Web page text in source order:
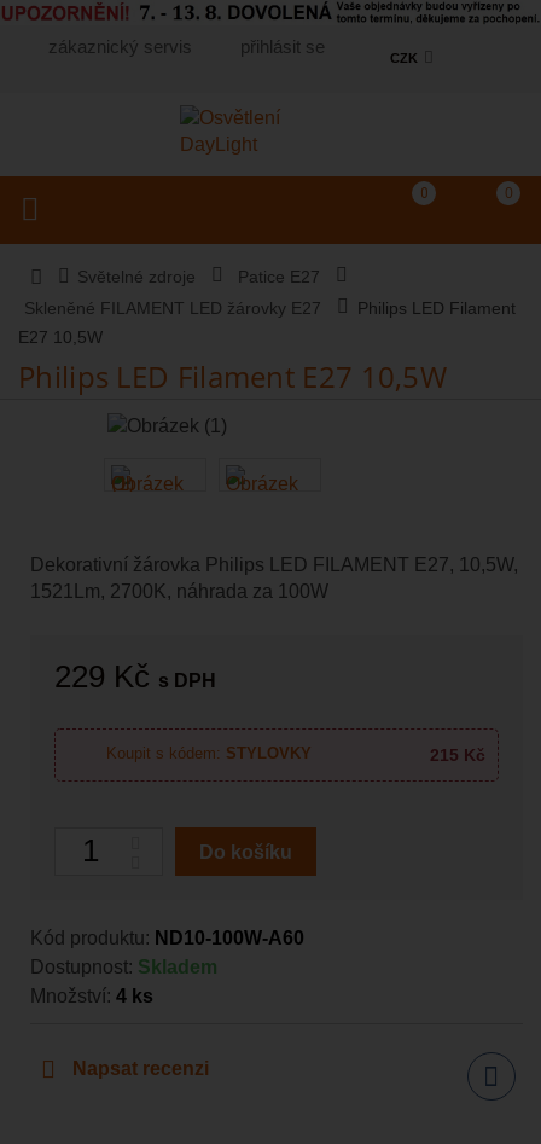
zákaznický servis přihlásit se
CZK
Košík 0
(prázdný)
0
Porovnání produktů
Toggle navigation
Světelné zdroje
Patice E27
Skleněné FILAMENT LED žárovky E27
Philips LED Filament
E27 10,5W
Philips LED Filament E27 10,5W
Dekorativní žárovka Philips LED FILAMENT E27, 10,5W,
1521Lm, 2700K, náhrada za 100W
229 Kč s DPH
Koupit s kódem: STYLOVKY 215 Kč
Počet
Do košíku
Kód produktu: ND10-100W-A60
Dostupnost: Skladem
Množství: 4 ks
Napsat recenzi
Sdílet